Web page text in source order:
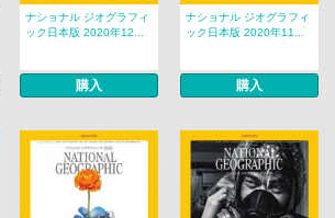
ナショナル ジオグラフィ
ック日本版 2020年12...
購入
ナショナル ジオグラフィ
ック日本版 2020年11...
購入